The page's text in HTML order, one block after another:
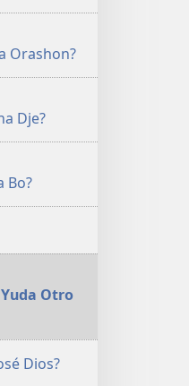
Orashon?
Dje?
Bo?
Otro
Dios?